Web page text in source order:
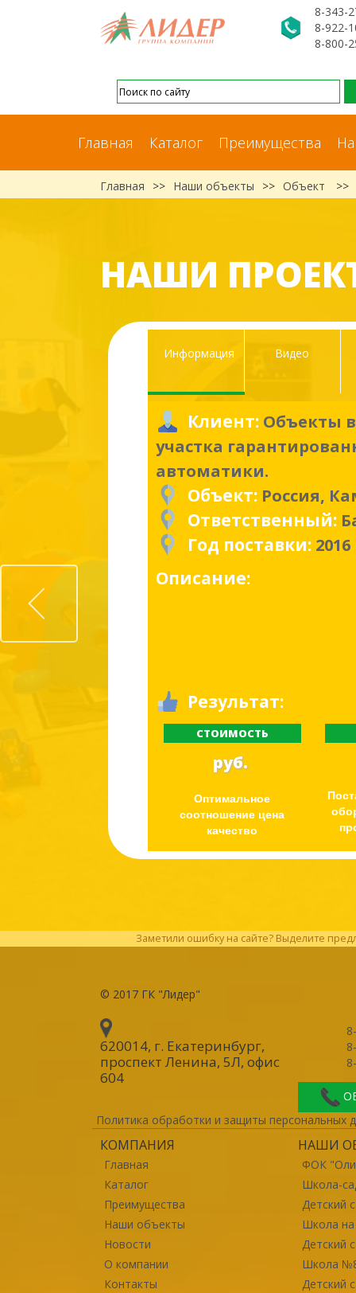
8-343-
8-922-
8-800-
Главная Каталог Преимущества
Главная >> Наши объекты >> Объект >>
НАШИ
Информация Видео
Клиент: Объекты
участка
автоматики.
Объект: Россия,
Ответственный:
Год поставки: 2016
Описание:
Результат:
СТОИМОСТЬ
руб.
Оптимальное
соотношение цена
качество
Заметили ошибку на сайте? Выделите
© 2017 ГК "Лидер"
620014, г. Екатеринбург,
проспект Ленина, 5Л, офис
604
Политика обработки и защиты персональных
КОМПАНИЯ
Главная
Каталог
Преимущества
Наши объекты
Новости
О компании
Контакты
НАШИ
ФОК
Школа-
Детский
Школа
Детский
Школа
Детский